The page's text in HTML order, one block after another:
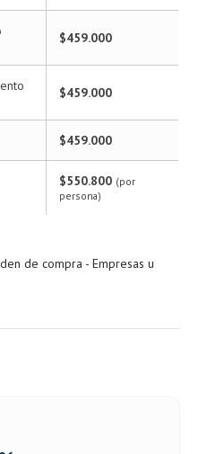
$459.000
$459.000
$459.000
$550.800 (por
persona)
de compra - Empresas u